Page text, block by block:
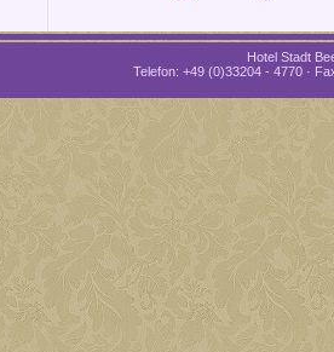
Hotel Stadt
Telefon: +49 (0)33204 - 4770 ·